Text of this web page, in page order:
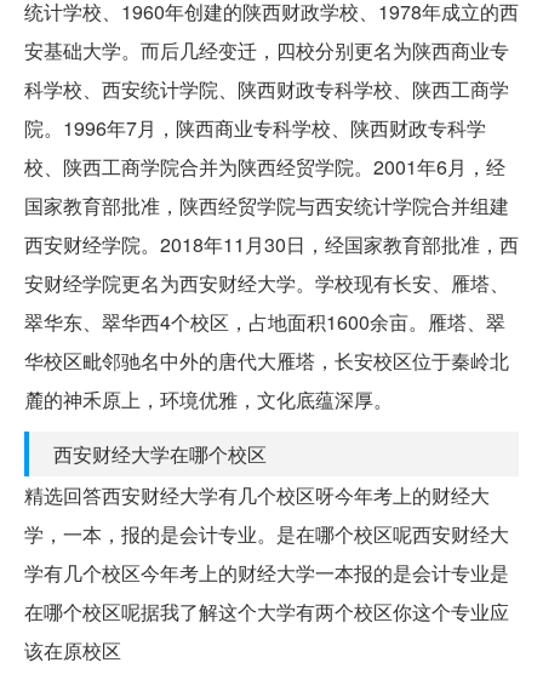
统计学校、1960年创建的陕西财政学校、1978年成立的西
安基础大学。而后几经变迁，四校分别更名为陕西商业专
科学校、西安统计学院、陕西财政专科学校、陕西工商学
院。1996年7月，陕西商业专科学校、陕西财政专科学
校、陕西工商学院合并为陕西经贸学院。2001年6月，经
国家教育部批准，陕西经贸学院与西安统计学院合并组建
西安财经学院。2018年11月30日，经国家教育部批准，西
安财经学院更名为西安财经大学。学校现有长安、雁塔、
翠华东、翠华西4个校区，占地面积1600余亩。雁塔、翠
华校区毗邻驰名中外的唐代大雁塔，长安校区位于秦岭北
麓的神禾原上，环境优雅，文化底蕴深厚。
西安财经大学在哪个校区
精选回答西安财经大学有几个校区呀今年考上的财经大
学，一本，报的是会计专业。是在哪个校区呢西安财经大
学有几个校区今年考上的财经大学一本报的是会计专业是
在哪个校区呢据我了解这个大学有两个校区你这个专业应
该在原校区